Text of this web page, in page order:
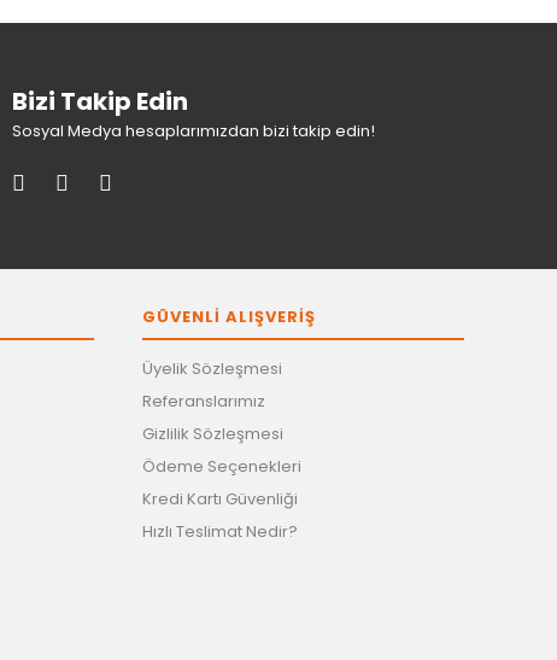
Bizi Takip Edin
Sosyal Medya hesaplarımızdan bizi takip edin!
GÜVENLİ ALIŞVERİŞ
Üyelik Sözleşmesi
Referanslarımız
Gizlilik Sözleşmesi
Ödeme Seçenekleri
Kredi Kartı Güvenliği
Hızlı Teslimat Nedir?